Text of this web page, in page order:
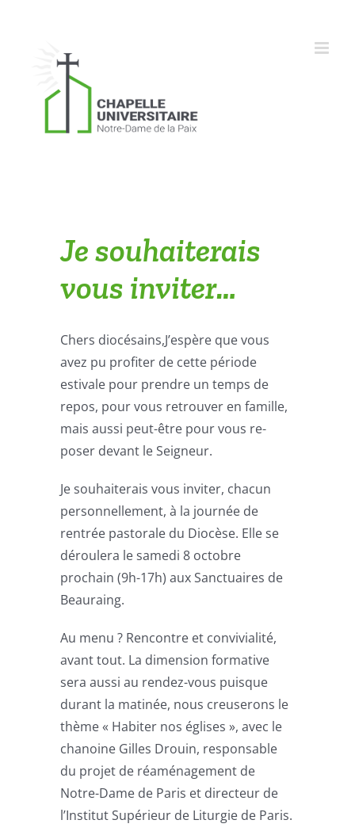
Je souhaiterais
vous inviter…
Chers diocésains,J’espère que vous
avez pu profiter de cette période
estivale pour prendre un temps de
repos, pour vous retrouver en famille,
mais aussi peut-être pour vous re-
poser devant le Seigneur.
Je souhaiterais vous inviter, chacun
personnellement, à la journée de
rentrée pastorale du Diocèse. Elle se
déroulera le samedi 8 octobre
prochain (9h-17h) aux Sanctuaires de
Beauraing.
Au menu ? Rencontre et convivialité,
avant tout. La dimension formative
sera aussi au rendez-vous puisque
durant la matinée, nous creuserons le
thème « Habiter nos églises », avec le
chanoine Gilles Drouin, responsable
du projet de réaménagement de
Notre-Dame de Paris et directeur de
l’Institut Supérieur de Liturgie de Paris.